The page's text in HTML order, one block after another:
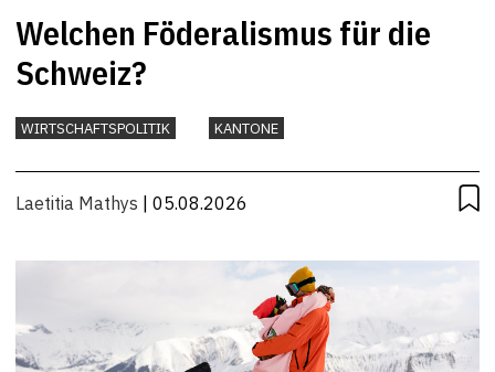
Welchen Föderalismus für die
Schweiz?
WIRTSCHAFTSPOLITIK KANTONE
Laetitia Mathys | 05.08.2026